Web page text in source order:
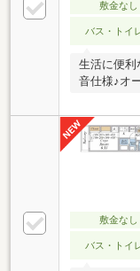
敷金なし
バス・トイ
生活に便
音仕様♪オ
敷金なし
バス・トイ